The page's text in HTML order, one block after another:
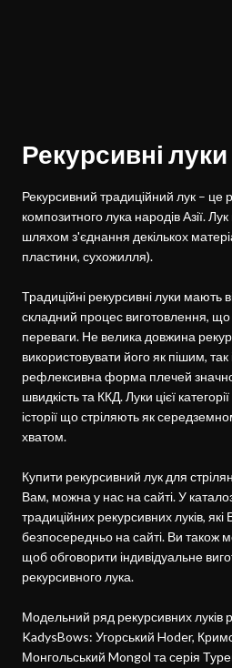
Рекурсивні луки
Рекурсивний традиційний лук – це
композитного лука народів Азії.
шляхом з'єднання декількох
пластини, сухожилля).
Традиційні рекурсивні луки мають
складний процес виготовлення, що
переваги. Не велика довжина
використовувати його як пішим, так
рефлексивна форма плечей
швидкість та ККД. Луки цієї
історії що стріляють як
хватом.
Купити рекурсивний лук для
Вам, можна у нас на сайті. У
традиційних рекурсивних луків,
безпосередньо на сайті. Ви також
щоб обговорити індивідуальне
рекурсивного лука.
Модельний ряд рекурсивних луків
KadysBows: Угорський Hoder,
Монгольський Mongol та серія